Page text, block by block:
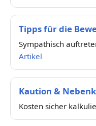
Tipps für die
Sympathisch
Artikel
Kaution &
Kosten sicher